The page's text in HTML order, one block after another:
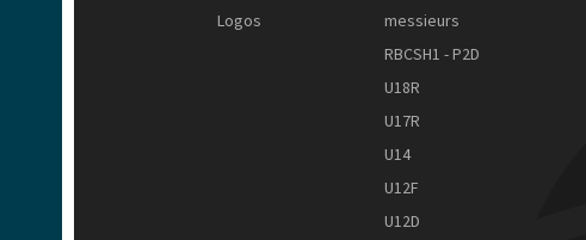
Logos
messieurs
RBCSH1 - P2D
U18R
U17R
U14
U12F
U12D